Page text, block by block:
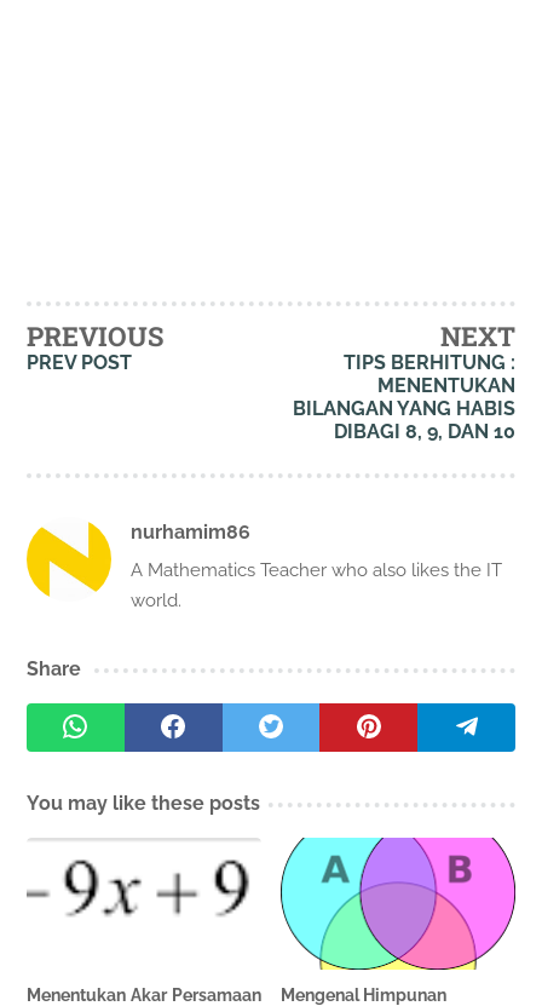
PREVIOUS
PREV POST
NEXT
TIPS BERHITUNG :
MENENTUKAN
BILANGAN YANG HABIS
DIBAGI 8, 9, DAN 10
nurhamim86
A Mathematics Teacher who also likes the IT
world.
Share
You may like these posts
Menentukan Akar Persamaan
Mengenal Himpunan